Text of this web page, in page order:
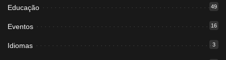
Educação 49
Eventos 16
Idiomas 3